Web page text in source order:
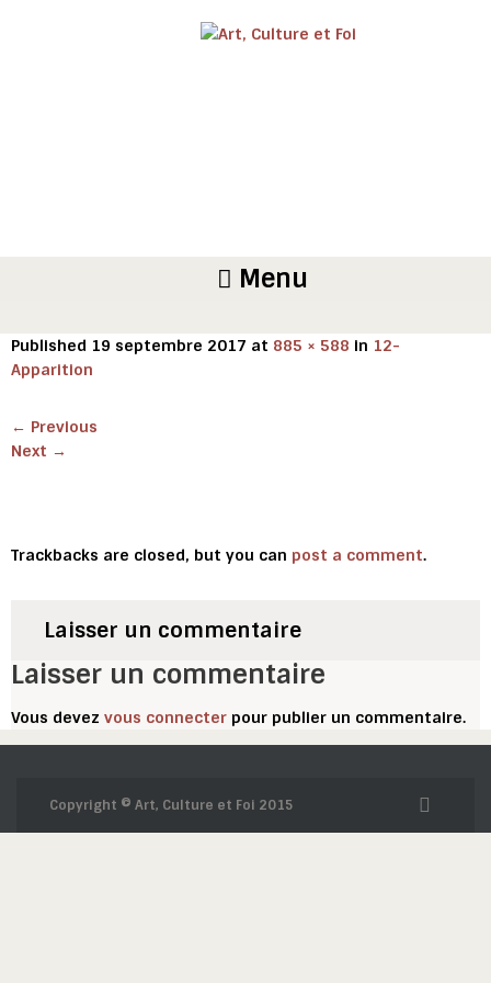
Menu
Published 19 septembre 2017 at 885 × 588 in 12-
Apparition
← Previous
Next →
Trackbacks are closed, but you can post a comment.
Laisser un commentaire
Laisser un commentaire
Vous devez vous connecter pour publier un commentaire.
Copyright © Art, Culture et Foi 2015